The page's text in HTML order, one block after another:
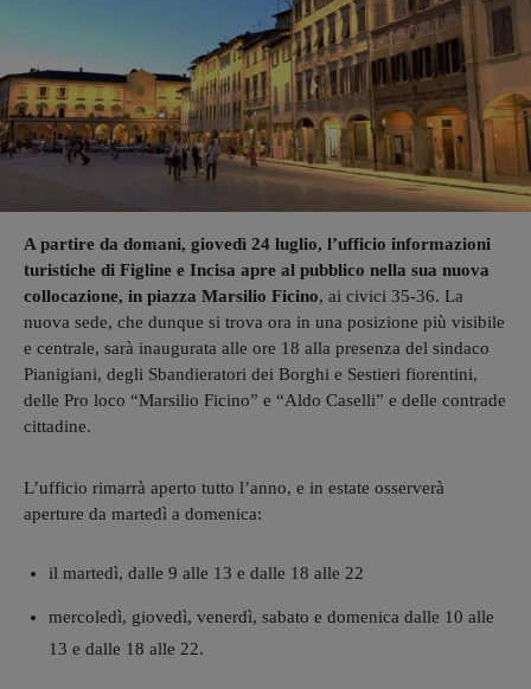
A partire da domani, giovedì 24 luglio, l’ufficio informazioni
turistiche di Figline e Incisa apre al pubblico nella sua nuova
collocazione, in piazza Marsilio Ficino, ai civici 35-36. La
nuova sede, che dunque si trova ora in una posizione più visibile
e centrale, sarà inaugurata alle ore 18 alla presenza del sindaco
Pianigiani, degli Sbandieratori dei Borghi e Sestieri fiorentini,
delle Pro loco “Marsilio Ficino” e “Aldo Caselli” e delle contrade
cittadine.
L’ufficio rimarrà aperto tutto l’anno, e in estate osserverà
aperture da martedì a domenica:
il martedì, dalle 9 alle 13 e dalle 18 alle 22
mercoledì, giovedì, venerdì, sabato e domenica dalle 10 alle
13 e dalle 18 alle 22.